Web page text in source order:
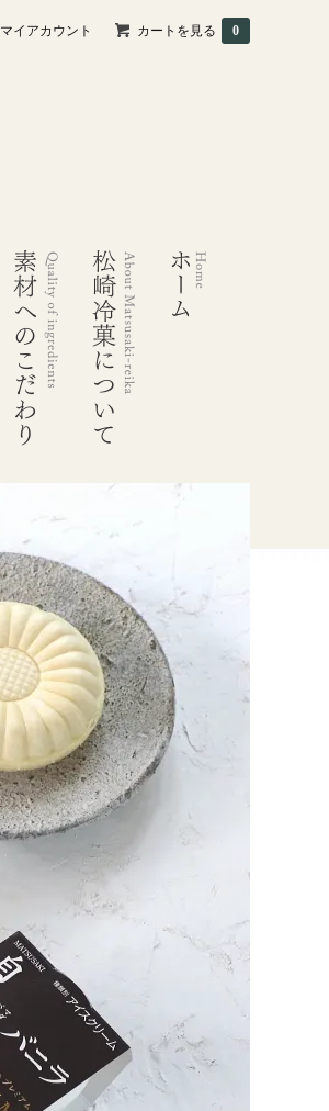
マイアカウント カートを見る 0
素材へのこだわり松崎冷菓について